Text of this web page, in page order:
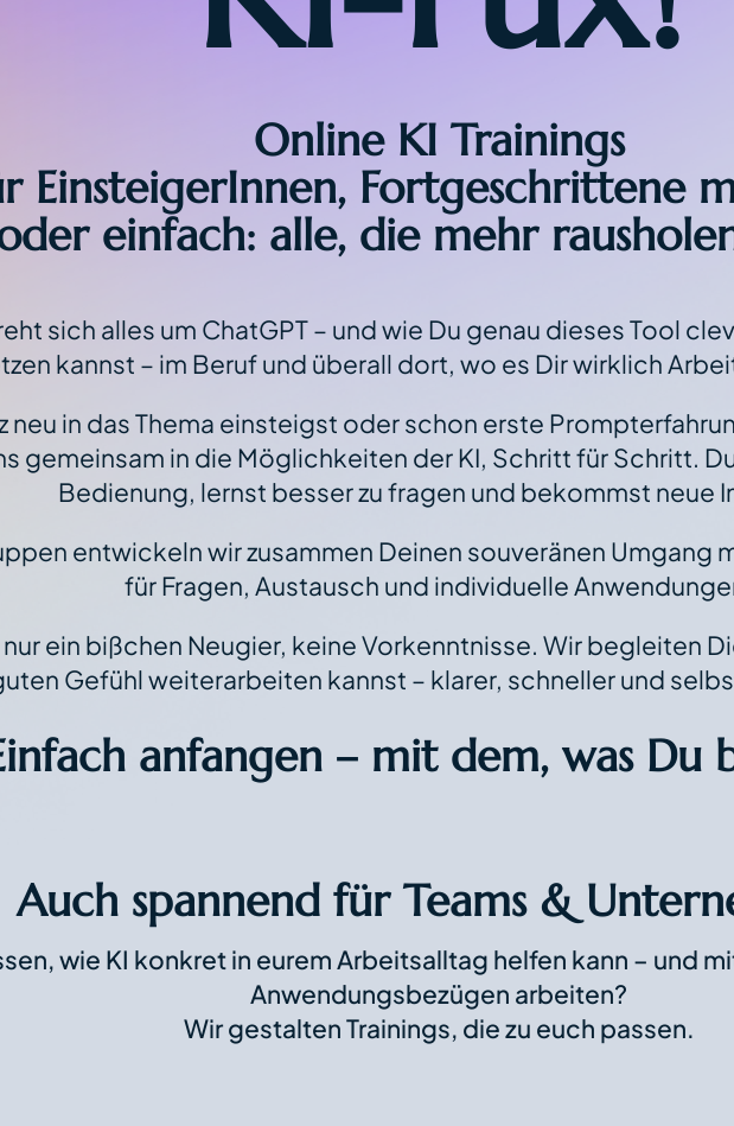
Online KI Trainings
EinsteigerInnen, Fortgeschrittene
einfach: alle, die mehr
sich alles um ChatGPT – und wie Du genau dieses Tool
kannst – im Beruf und überall dort, wo es Dir wirklich
neu in das Thema einsteigst oder schon erste
gemeinsam in die Möglichkeiten der KI, Schritt für Schritt.
Bedienung, lernst besser zu fragen und bekommst neue
entwickeln wir zusammen Deinen souveränen Umgang
für Fragen, Austausch und individuelle
ein bißchen Neugier, keine Vorkenntnisse. Wir begleiten
Gefühl weiterarbeiten kannst – klarer, schneller und
anfangen – mit dem, was Du
Auch spannend für Teams &
wie KI konkret in eurem Arbeitsalltag helfen kann – und
Anwendungsbezügen arbeiten?
Wir gestalten Trainings, die zu euch passen.